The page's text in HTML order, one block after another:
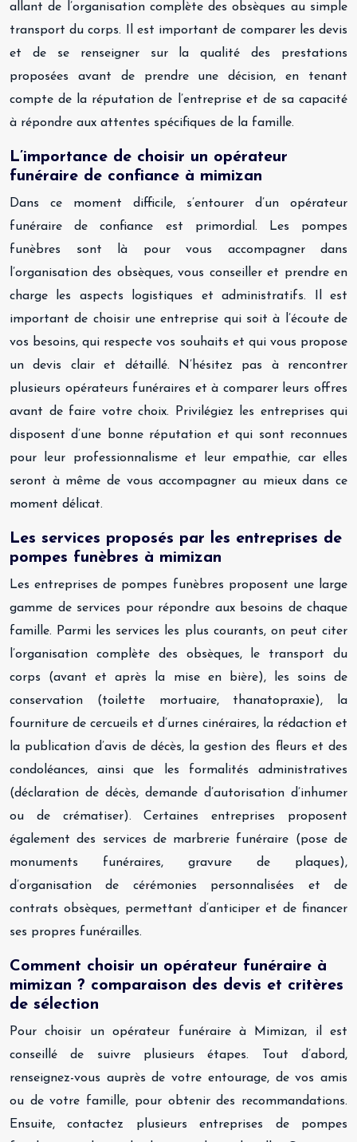
allant de l’organisation complète des obsèques au simple
transport du corps. Il est important de comparer les devis
et de se renseigner sur la qualité des prestations
proposées avant de prendre une décision, en tenant
compte de la réputation de l’entreprise et de sa capacité
à répondre aux attentes spécifiques de la famille.
L’importance de choisir un opérateur
funéraire de confiance à mimizan
Dans ce moment difficile, s’entourer d’un opérateur
funéraire de confiance est primordial. Les pompes
funèbres sont là pour vous accompagner dans
l’organisation des obsèques, vous conseiller et prendre en
charge les aspects logistiques et administratifs. Il est
important de choisir une entreprise qui soit à l’écoute de
vos besoins, qui respecte vos souhaits et qui vous propose
un devis clair et détaillé. N’hésitez pas à rencontrer
plusieurs opérateurs funéraires et à comparer leurs offres
avant de faire votre choix. Privilégiez les entreprises qui
disposent d’une bonne réputation et qui sont reconnues
pour leur professionnalisme et leur empathie, car elles
seront à même de vous accompagner au mieux dans ce
moment délicat.
Les services proposés par les entreprises de
pompes funèbres à mimizan
Les entreprises de pompes funèbres proposent une large
gamme de services pour répondre aux besoins de chaque
famille. Parmi les services les plus courants, on peut citer
l’organisation complète des obsèques, le transport du
corps (avant et après la mise en bière), les soins de
conservation (toilette mortuaire, thanatopraxie), la
fourniture de cercueils et d’urnes cinéraires, la rédaction et
la publication d’avis de décès, la gestion des fleurs et des
condoléances, ainsi que les formalités administratives
(déclaration de décès, demande d’autorisation d’inhumer
ou de crématiser). Certaines entreprises proposent
également des services de marbrerie funéraire (pose de
monuments funéraires, gravure de plaques),
d’organisation de cérémonies personnalisées et de
contrats obsèques, permettant d’anticiper et de financer
ses propres funérailles.
Comment choisir un opérateur funéraire à
mimizan ? comparaison des devis et critères
de sélection
Pour choisir un opérateur funéraire à Mimizan, il est
conseillé de suivre plusieurs étapes. Tout d’abord,
renseignez-vous auprès de votre entourage, de vos amis
ou de votre famille, pour obtenir des recommandations.
Ensuite, contactez plusieurs entreprises de pompes